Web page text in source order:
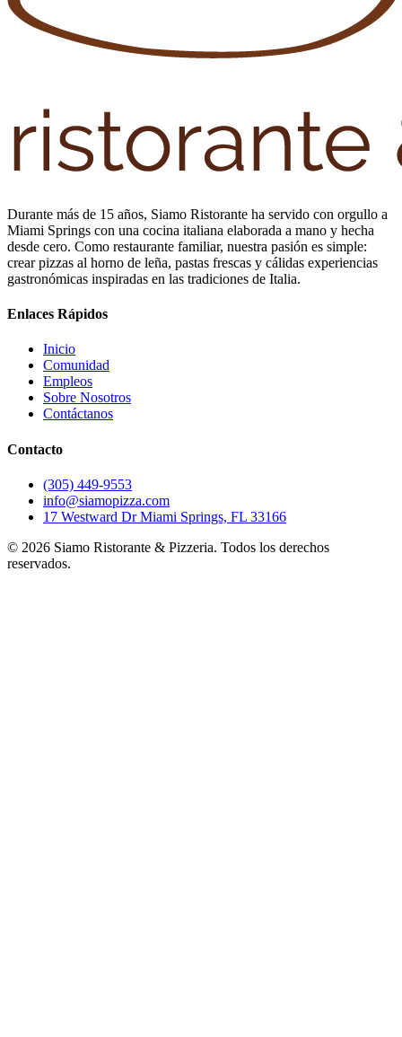
Durante más de 15 años, Siamo Ristorante ha servido con orgullo a
Miami Springs con una cocina italiana elaborada a mano y hecha
desde cero. Como restaurante familiar, nuestra pasión es simple:
crear pizzas al horno de leña, pastas frescas y cálidas experiencias
gastronómicas inspiradas en las tradiciones de Italia.
Enlaces Rápidos
Inicio
Comunidad
Empleos
Sobre Nosotros
Contáctanos
Contacto
(305) 449-9553
info@siamopizza.com
17 Westward Dr Miami Springs, FL 33166
© 2026 Siamo Ristorante & Pizzeria. Todos los derechos
reservados.